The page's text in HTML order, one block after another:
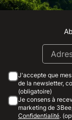
J'accepte que
de la newsletter,
(obligatoire)
Je consens à
marketing de
Confidentialité.